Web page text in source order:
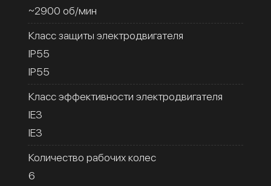
~2900 об/мин
Класс защиты электродвигателя
IP55
IP55
Класс эффективности электродвигателя
IE3
IE3
Количество рабочих колес
6